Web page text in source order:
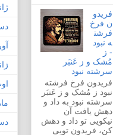
فریدو
ن فرخ
فرشت
ه نبود
- ز
مُشک و ز عَنبَر
سرشته نبود
فریدون فرخ فرشته
نبود ز مُشک و ز عَنبَر
سرشته نبود به داد و
دهش یافت آن
نیکویی تو داد و دهش
کن، فریدون تویی
اوت